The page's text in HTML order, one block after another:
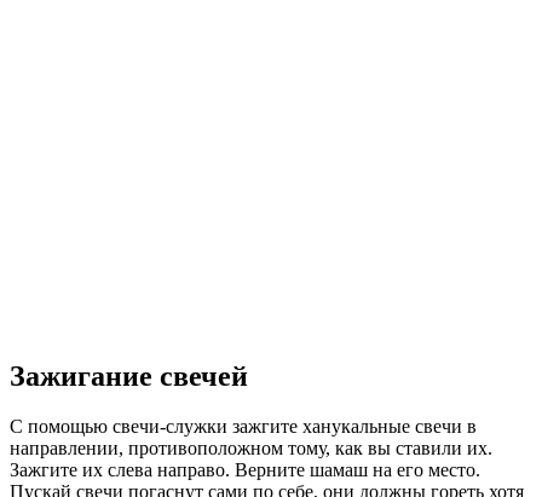
Зажигание свечей
С помощью свечи-служки зажгите ханукальные свечи в
направлении, противоположном тому, как вы ставили их.
Зажгите их слева направо. Верните шамаш на его место.
Пускай свечи погаснут сами по себе, они должны гореть хотя